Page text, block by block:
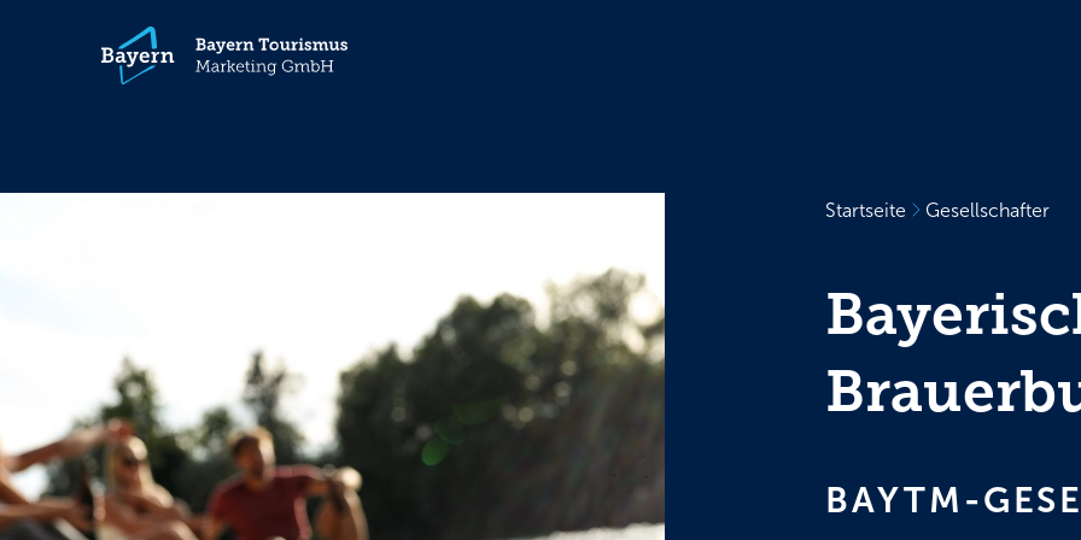
Startseite Gesellschafter
BAYTM-